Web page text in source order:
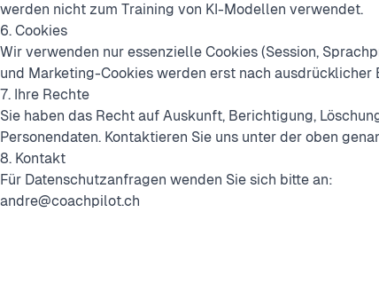
werden nicht zum Training von KI-Modellen verwendet.
6. Cookies
Wir verwenden nur essenzielle Cookies (Session,
und Marketing-Cookies werden erst nach
7. Ihre Rechte
Sie haben das Recht auf Auskunft, Berichtigung,
Personendaten. Kontaktieren Sie uns unter der oben
8. Kontakt
Für Datenschutzanfragen wenden Sie sich bitte an:
andre@coachpilot.ch